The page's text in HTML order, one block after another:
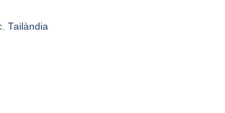
Tailàndia